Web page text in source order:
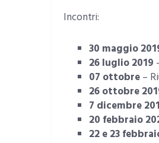
Incontri:
30 maggio
26 luglio 2019
07 ottobre–
26 ottobre
7 dicembre
20 febbraio
22 e 23